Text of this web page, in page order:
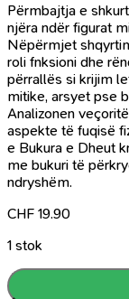
Përmbajtja e
njëra ndër figurat
Nëpërmjet
roli fnksioni dhe
përrallës si krijim
mitike, arsyet pse
Analizonen
aspekte të fuqisë
e Bukura e Dheut
me bukuri të
ndryshëm.
CHF 19.90
1 stok